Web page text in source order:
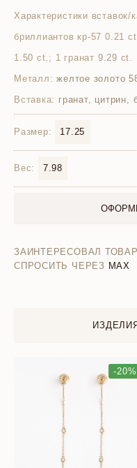
Характеристики вставок/
бриллиантов кр-57 0.21
1.50 ct.; 1 гранат 9.29 ct.
Металл: желтое золото
Вставка: гранат, цитрин,
Размер: 17.25
Вес: 7.98
ЗАИНТЕРЕСОВАЛ
СПРОСИТЬ ЧЕРЕЗ MAX
-20%